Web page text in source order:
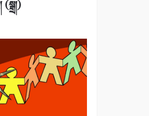
(སྒྲ།)